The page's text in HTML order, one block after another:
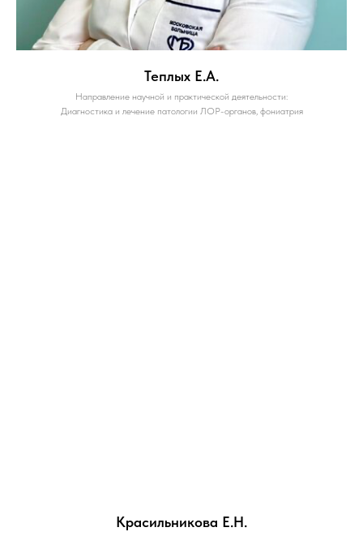
Теплых Е.А.
Направление научной и практической деятельности:
Диагностика и лечение патологии ЛОР-органов, фониатрия
Красильникова Е.Н.